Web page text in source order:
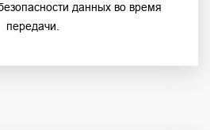
данных во время
передачи.